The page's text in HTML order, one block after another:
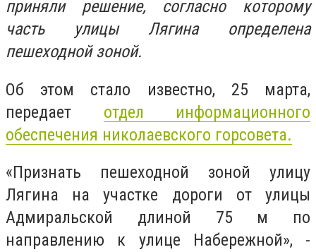
приняли решение, согласно которому
часть улицы Лягина определена
пешеходной зоной.
Об этом стало известно, 25 марта,
передает отдел информационного
обеспечения николаевского горсовета.
«Признать пешеходной зоной улицу
Лягина на участке дороги от улицы
Адмиральской длиной 75 м по
направлению к улице Набережной», -